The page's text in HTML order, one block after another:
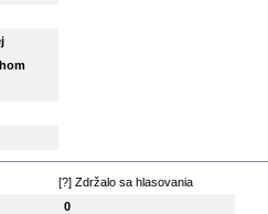
[?] Zdržalo sa hlasovania
0